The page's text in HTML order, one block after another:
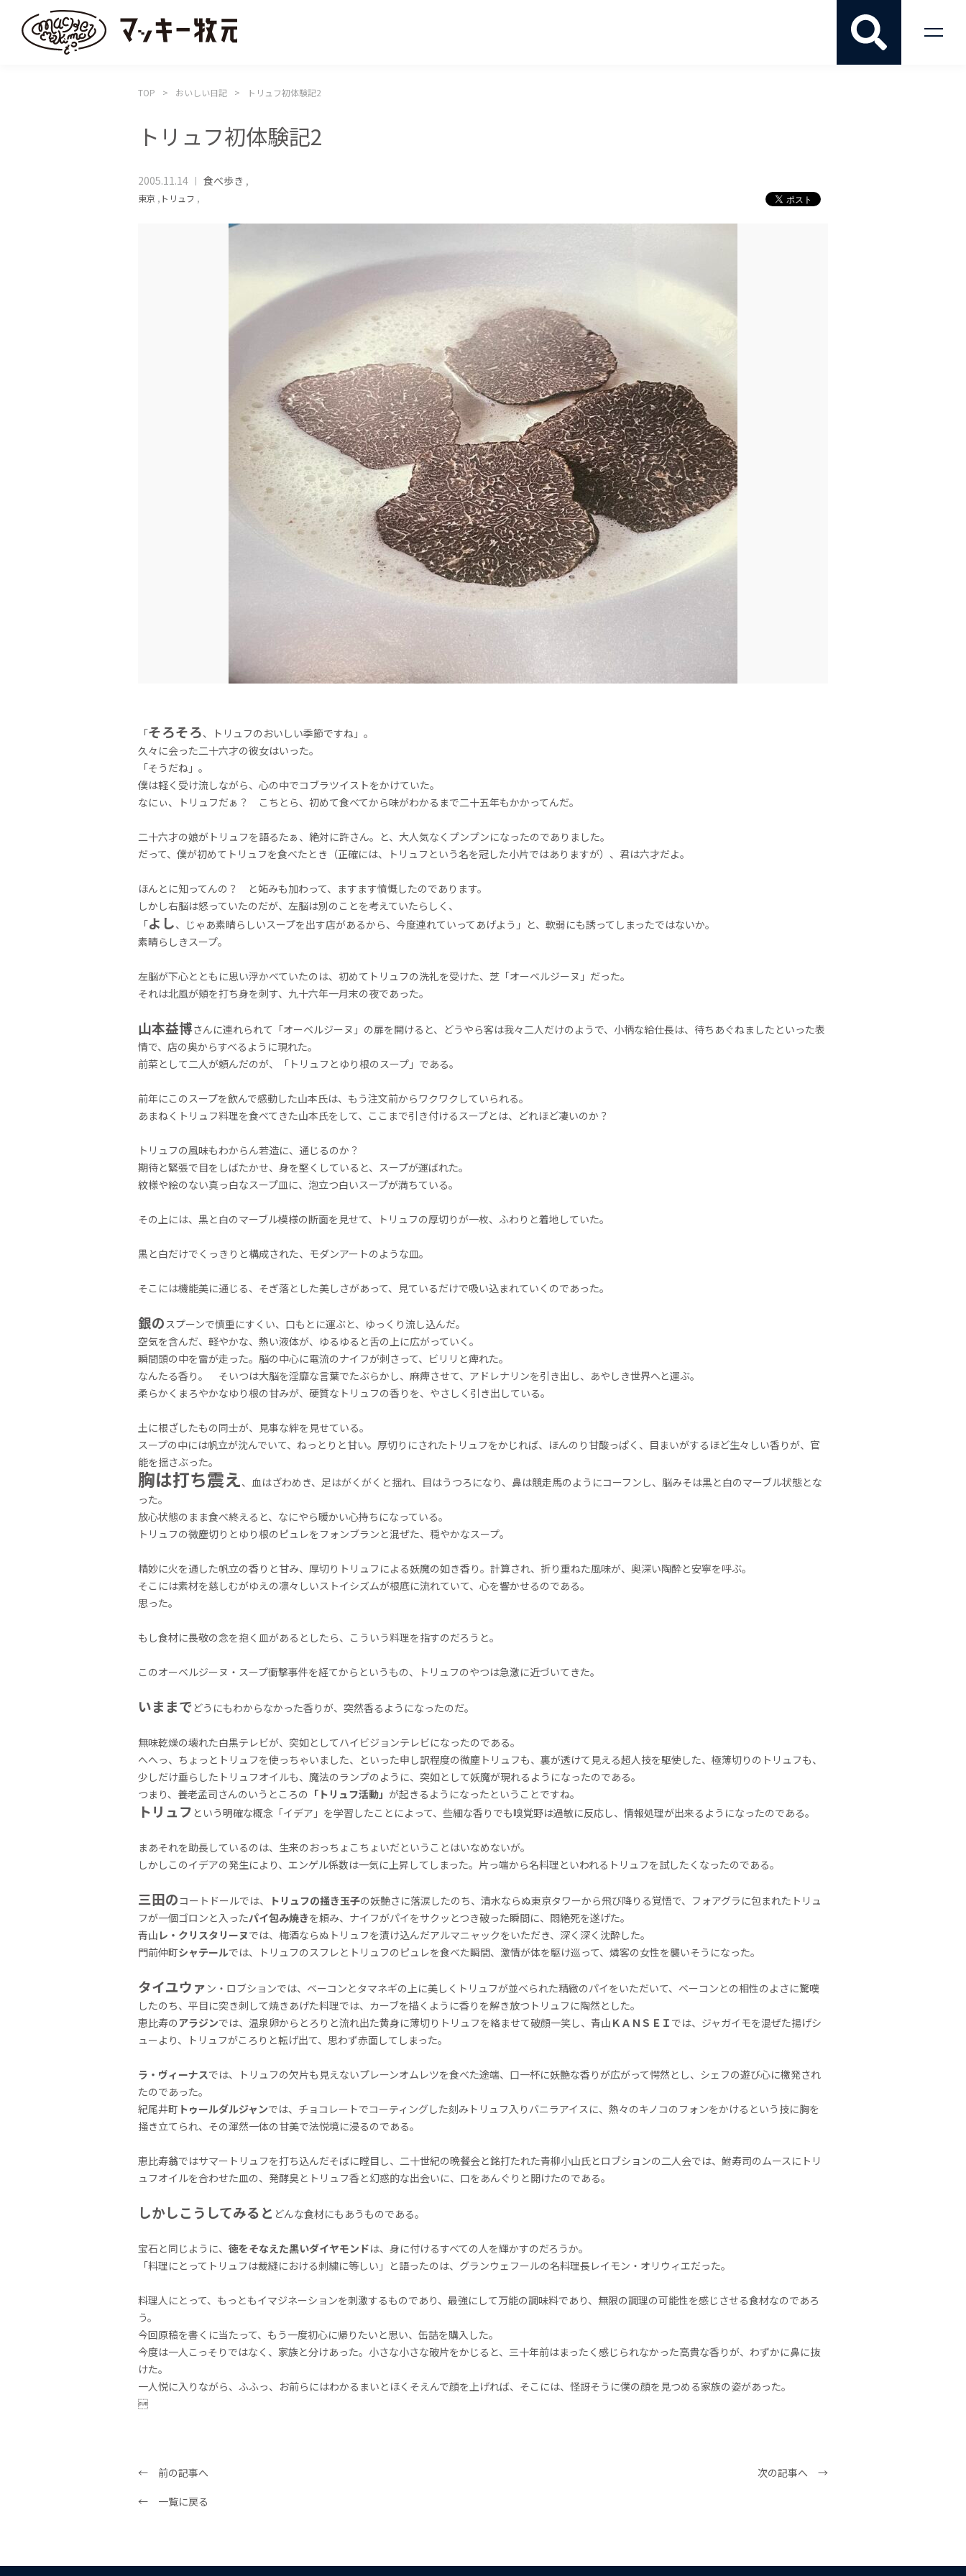
TOP おいしい日記 トリュフ初体験記2
トリュフ初体験記2
2005.11.14 食べ歩き ,
東京 , トリュフ ,
「そろそろ、トリュフのおいしい季節ですね」。
久々に会った二十六才の彼女はいった。
「そうだね」。
僕は軽く受け流しながら、心の中でコブラツイストをかけていた。
なにぃ、トリュフだぁ？ こちとら、初めて食べてから味がわかるまで二十五年もかかってんだ。
二十六才の娘がトリュフを語るたぁ、絶対に許さん。と、大人気なくプンプンになったのでありました。
だって、僕が初めてトリュフを食べたとき（正確には、トリュフという名を冠した小片ではありますが）、君は六才だよ。
ほんとに知ってんの？ と妬みも加わって、ますます憤慨したのであります。
しかし右脳は怒っていたのだが、左脳は別のことを考えていたらしく、
「よし、じゃあ素晴らしいスープを出す店があるから、今度連れていってあげよう」と、軟弱にも誘ってしまったではないか。
素晴らしきスープ。
左脳が下心とともに思い浮かべていたのは、初めてトリュフの洗礼を受けた、芝「オーベルジーヌ」だった。
それは北風が頬を打ち身を刺す、九十六年一月末の夜であった。
山本益博さんに連れられて「オーベルジーヌ」の扉を開けると、どうやら客は我々二人だけのようで、小柄な給仕長は、待ちあぐねましたといった表
情で、店の奥からすべるように現れた。
前菜として二人が頼んだのが、「トリュフとゆり根のスープ」である。
前年にこのスープを飲んで感動した山本氏は、もう注文前からワクワクしていられる。
あまねくトリュフ料理を食べてきた山本氏をして、ここまで引き付けるスープとは、どれほど凄いのか？
トリュフの風味もわからん若造に、通じるのか？
期待と緊張で目をしばたかせ、身を堅くしていると、スープが運ばれた。
紋様や絵のない真っ白なスープ皿に、泡立つ白いスープが満ちている。
その上には、黒と白のマーブル模様の断面を見せて、トリュフの厚切りが一枚、ふわりと着地していた。
黒と白だけでくっきりと構成された、モダンアートのような皿。
そこには機能美に通じる、そぎ落とした美しさがあって、見ているだけで吸い込まれていくのであった。
銀のスプーンで慎重にすくい、口もとに運ぶと、ゆっくり流し込んだ。
空気を含んだ、軽やかな、熱い液体が、ゆるゆると舌の上に広がっていく。
瞬間頭の中を雷が走った。脳の中心に電流のナイフが刺さって、ビリリと痺れた。
なんたる香り。 そいつは大脳を淫靡な言葉でたぶらかし、麻痺させて、アドレナリンを引き出し、あやしき世界へと運ぶ。
柔らかくまろやかなゆり根の甘みが、硬質なトリュフの香りを、やさしく引き出している。
土に根ざしたもの同士が、見事な絆を見せている。
スープの中には帆立が沈んでいて、ねっとりと甘い。厚切りにされたトリュフをかじれば、ほんのり甘酸っぱく、目まいがするほど生々しい香りが、官
能を揺さぶった。
胸は打ち震え、血はざわめき、足はがくがくと揺れ、目はうつろになり、鼻は競走馬のようにコーフンし、脳みそは黒と白のマーブル状態とな
った。
放心状態のまま食べ終えると、なにやら暖かい心持ちになっている。
トリュフの微塵切りとゆり根のピュレをフォンブランと混ぜた、穏やかなスープ。
精妙に火を通した帆立の香りと甘み、厚切りトリュフによる妖魔の如き香り。計算され、折り重ねた風味が、奥深い陶酔と安寧を呼ぶ。
そこには素材を慈しむがゆえの凛々しいストイシズムが根底に流れていて、心を響かせるのである。
思った。
もし食材に畏敬の念を抱く皿があるとしたら、こういう料理を指すのだろうと。
このオーベルジーヌ・スープ衝撃事件を経てからというもの、トリュフのやつは急激に近づいてきた。
いままで どうにもわからなかった香りが、突然香るようになったのだ。
無味乾燥の壊れた白黒テレビが、突如としてハイビジョンテレビになったのである。
へへっ、ちょっとトリュフを使っちゃいました、といった申し訳程度の微塵トリュフも、裏が透けて見える超人技を駆使した、極薄切りのトリュフも、
少しだけ垂らしたトリュフオイルも、魔法のランプのように、突如として妖魔が現れるようになったのである。
つまり、養老孟司さんのいうところの 「トリュフ活動」 が起きるようになったということですね。
トリュフ という明確な概念「イデア」を学習したことによって、些細な香りでも嗅覚野は過敏に反応し、情報処理が出来るようになったのである。
まあそれを助長しているのは、生来のおっちょこちょいだということはいなめないが。
しかしこのイデアの発生により、エンゲル係数は一気に上昇してしまった。片っ端から名料理といわれるトリュフを試したくなったのである。
三田のコートドールでは、 トリュフの掻き玉子の妖艶さに落涙したのち、清水ならぬ東京タワーから飛び降りる覚悟で、フォアグラに包まれたトリュ
フが一個ゴロンと入ったパイ包み焼きを頼み、ナイフがパイをサクッとつき破った瞬間に、悶絶死を遂げた。
青山 レ・クリスタリーヌでは、梅酒ならぬトリュフを漬け込んだアルマニャックをいただき、深く深く沈酔した。
門前仲町シャテールでは、トリュフのスフレとトリュフのピュレを食べた瞬間、激情が体を駆け巡って、燐客の女性を襲いそうになった。
タイユウァ ン・ロブションでは、ベーコンとタマネギの上に美しくトリュフが並べられた精緻のパイをいただいて、ベーコンとの相性のよさに驚嘆
したのち、平目に突き刺して焼きあげた料理では、カーブを描くように香りを解き放つトリュフに陶然とした。
恵比寿のアラジンでは、温泉卵からとろりと流れ出た黄身に薄切りトリュフを絡ませて破顔一笑し、青山 ＫＡＮＳＥＩ では、ジャガイモを混ぜた揚げシ
ューより、トリュフがころりと転げ出て、思わず赤面してしまった。
ラ・ヴィーナスでは、トリュフの欠片も見えないプレーンオムレツを食べた途端、口一杯に妖艶な香りが広がって愕然とし、シェフの遊び心に檄発され
たのであった。
紀尾井町 トゥールダルジャンでは、チョコレートでコーティングした刻みトリュフ入りバニラアイスに、熱々のキノコのフォンをかけるという技に胸を
掻き立てられ、その渾然一体の甘美で法悦境に浸るのである。
恵比寿翁ではサマートリュフを打ち込んだそばに瞠目し、二十世紀の晩餐会と銘打たれた青柳小山氏とロブションの二人会では、鮒寿司のムースにトリ
ュフオイルを合わせた皿の、発酵臭とトリュフ香と幻惑的な出会いに、口をあんぐりと開けたのである。
しかしこうしてみると どんな食材にもあうものである。
宝石と同じように、 徳をそなえた黒いダイヤモンドは、身に付けるすべての人を輝かすのだろうか。
「料理にとってトリュフは裁縫における刺繍に等しい」と語ったのは、グランウェフールの名料理長レイモン・オリウィエだった。
料理人にとって、もっともイマジネーションを刺激するものであり、最強にして万能の調味料であり、無限の調理の可能性を感じさせる食材なのであろ
う。
今回原稿を書くに当たって、もう一度初心に帰りたいと思い、缶詰を購入した。
今度は一人こっそりではなく、家族と分けあった。小さな小さな破片をかじると、三十年前はまったく感じられなかった高貴な香りが、わずかに鼻に抜
けた。
一人悦に入りながら、ふふっ、お前らにはわかるまいとほくそえんで顔を上げれば、そこには、怪訝そうに僕の顔を見つめる家族の姿があった。

← 前の記事へ
次の記事へ →
← 一覧に戻る